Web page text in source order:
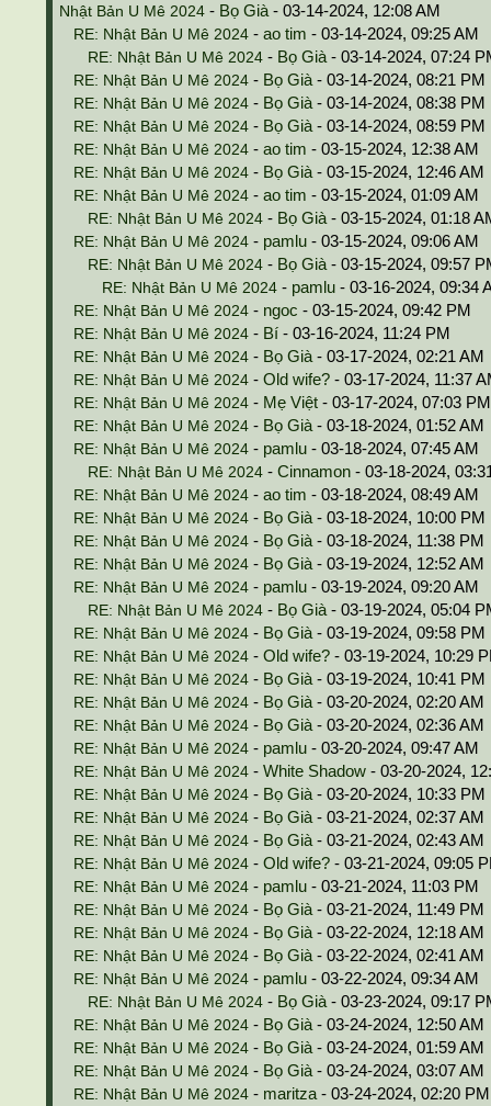
Nhật Bản U Mê 2024 - Bọ Già- 03-14-2024, 12:08 AM
RE: Nhật Bản U Mê 2024 - ao tim - 03-14-2024, 09:25 AM
RE: Nhật Bản U Mê 2024 - Bọ Già- 03-14-2024, 07:24
RE: Nhật Bản U Mê 2024 - Bọ Già- 03-14-2024, 08:21 PM
RE: Nhật Bản U Mê 2024 - Bọ Già- 03-14-2024, 08:38 PM
RE: Nhật Bản U Mê 2024 - Bọ Già- 03-14-2024, 08:59 PM
RE: Nhật Bản U Mê 2024 - ao tim - 03-15-2024, 12:38 AM
RE: Nhật Bản U Mê 2024 - Bọ Già- 03-15-2024, 12:46 AM
RE: Nhật Bản U Mê 2024 - ao tim - 03-15-2024, 01:09 AM
RE: Nhật Bản U Mê 2024 - Bọ Già- 03-15-2024, 01:18
RE: Nhật Bản U Mê 2024 - pamlu- 03-15-2024, 09:06 AM
RE: Nhật Bản U Mê 2024 - Bọ Già- 03-15-2024, 09:57
RE: Nhật Bản U Mê 2024 - pamlu- 03-16-2024, 09:34
RE: Nhật Bản U Mê 2024 - ngoc - 03-15-2024, 09:42 PM
RE: Nhật Bản U Mê 2024 - Bí- 03-16-2024, 11:24 PM
RE: Nhật Bản U Mê 2024 - Bọ Già- 03-17-2024, 02:21 AM
RE: Nhật Bản U Mê 2024 - Old wife?- 03-17-2024, 11:37
RE: Nhật Bản U Mê 2024 - Mẹ Việt- 03-17-2024, 07:03 PM
RE: Nhật Bản U Mê 2024 - Bọ Già- 03-18-2024, 01:52 AM
RE: Nhật Bản U Mê 2024 - pamlu- 03-18-2024, 07:45 AM
RE: Nhật Bản U Mê 2024 - Cinnamon- 03-18-2024,
RE: Nhật Bản U Mê 2024 - ao tim - 03-18-2024, 08:49 AM
RE: Nhật Bản U Mê 2024 - Bọ Già- 03-18-2024, 10:00 PM
RE: Nhật Bản U Mê 2024 - Bọ Già- 03-18-2024, 11:38 PM
RE: Nhật Bản U Mê 2024 - Bọ Già- 03-19-2024, 12:52 AM
RE: Nhật Bản U Mê 2024 - pamlu- 03-19-2024, 09:20 AM
RE: Nhật Bản U Mê 2024 - Bọ Già- 03-19-2024, 05:04
RE: Nhật Bản U Mê 2024 - Bọ Già- 03-19-2024, 09:58 PM
RE: Nhật Bản U Mê 2024 - Old wife?- 03-19-2024, 10:29
RE: Nhật Bản U Mê 2024 - Bọ Già- 03-19-2024, 10:41 PM
RE: Nhật Bản U Mê 2024 - Bọ Già- 03-20-2024, 02:20 AM
RE: Nhật Bản U Mê 2024 - Bọ Già- 03-20-2024, 02:36 AM
RE: Nhật Bản U Mê 2024 - pamlu- 03-20-2024, 09:47 AM
RE: Nhật Bản U Mê 2024 - White Shadow- 03-20-2024,
RE: Nhật Bản U Mê 2024 - Bọ Già- 03-20-2024, 10:33 PM
RE: Nhật Bản U Mê 2024 - Bọ Già- 03-21-2024, 02:37 AM
RE: Nhật Bản U Mê 2024 - Bọ Già- 03-21-2024, 02:43 AM
RE: Nhật Bản U Mê 2024 - Old wife?- 03-21-2024, 09:05
RE: Nhật Bản U Mê 2024 - pamlu- 03-21-2024, 11:03 PM
RE: Nhật Bản U Mê 2024 - Bọ Già- 03-21-2024, 11:49 PM
RE: Nhật Bản U Mê 2024 - Bọ Già- 03-22-2024, 12:18 AM
RE: Nhật Bản U Mê 2024 - Bọ Già- 03-22-2024, 02:41 AM
RE: Nhật Bản U Mê 2024 - pamlu- 03-22-2024, 09:34 AM
RE: Nhật Bản U Mê 2024 - Bọ Già- 03-23-2024, 09:17
RE: Nhật Bản U Mê 2024 - Bọ Già- 03-24-2024, 12:50 AM
RE: Nhật Bản U Mê 2024 - Bọ Già- 03-24-2024, 01:59 AM
RE: Nhật Bản U Mê 2024 - Bọ Già- 03-24-2024, 03:07 AM
RE: Nhật Bản U Mê 2024 - maritza- 03-24-2024, 02:20 PM